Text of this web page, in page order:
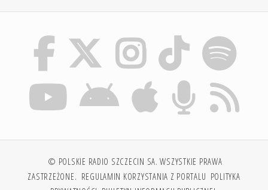
© POLSKIE RADIO SZCZECIN SA. WSZYSTKIE PRAWA
ZASTRZEŻONE. REGULAMIN KORZYSTANIA Z PORTALU POLITYKA